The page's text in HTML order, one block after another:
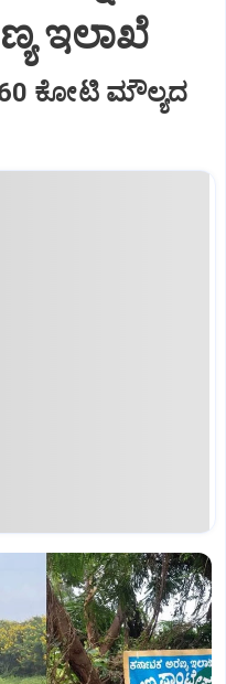
ಇಲಾಖೆ
ಕೋಟಿ ಮೌಲ್ಯದ